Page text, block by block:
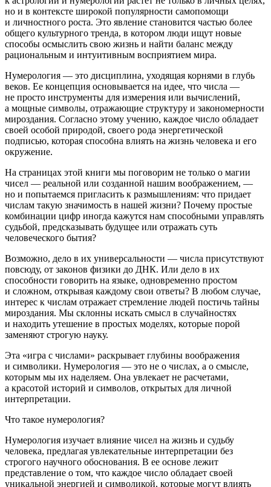
но и в контексте широкой популярности самопомощи
и личностного роста. Это явление становится частью более
общего культурного тренда, в котором люди ищут новые
способы осмыслить свою жизнь и найти баланс между
рациональным и интуитивным восприятием мира.
Нумерология — это дисциплина, уходящая корнями в глубь
веков. Ее концепция основывается на идее, что числа —
не просто инструменты для измерения или вычислений,
а мощные символы, отражающие структуру и закономерности
мироздания. Согласно этому учению, каждое число обладает
своей особой природой, своего рода энергетической
подписью, которая способна влиять на жизнь человека и его
окружение.
На страницах этой книги мы поговорим не только о магии
чисел — реальной или созданной нашим воображением, —
но и попытаемся пригласить к размышлениям: что придает
числам такую значимость в нашей жизни? Почему простые
комбинации цифр иногда кажутся нам способными управлять
судьбой, предсказывать будущее или отражать суть
человеческого бытия?
Возможно, дело в их универсальности — числа присутствуют
повсюду, от законов физики до ДНК. Или дело в их
способности говорить на языке, одновременно простом
и сложном, открывая каждому свои ответы? В любом случае,
интерес к числам отражает стремление людей постичь тайны
мироздания. Мы склонны искать смысл в случайностях
и находить утешение в простых моделях, которые порой
заменяют строгую науку.
Эта «игра с числами» раскрывает глубины воображения
и символики. Нумерология — это не о числах, а о смысле,
которым мы их наделяем. Она увлекает не расчетами,
а красотой историй и символов, открытых для личной
интерпретации.
Что такое нумерология?
Нумерология изучает влияние чисел на жизнь и судьбу
человека, предлагая увлекательные интерпретации без
строгого научного обоснования. В ее основе лежит
представление о том, что каждое число обладает своей
уникальной энергией и символикой, которые могут влиять